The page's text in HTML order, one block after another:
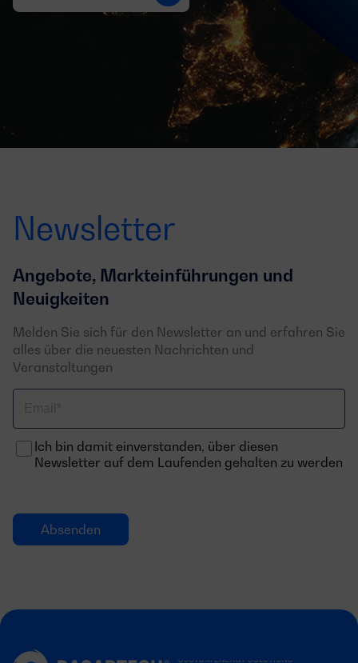
Newsletter
Angebote, Markteinführungen und
Neuigkeiten
Melden Sie sich für den Newsletter an und erfahren Sie
alles über die neuesten Nachrichten und
Veranstaltungen
Ich bin damit einverstanden, über diesen
Newsletter auf dem Laufenden gehalten zu werden